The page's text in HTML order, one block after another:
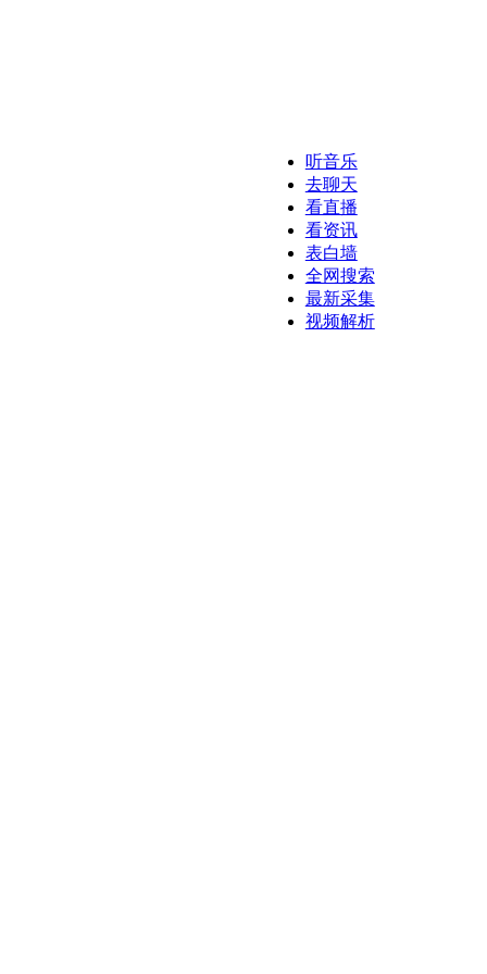
听音乐
去聊天
看直播
看资讯
表白墙
全网搜索
最新采集
视频解析